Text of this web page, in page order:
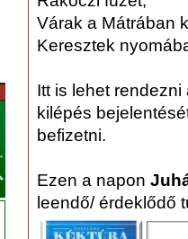
Várak a Mátrában
Keresztek
Itt is lehet
kilépés
befizetni.
Ezen a napon
leendő/ érdeklődő